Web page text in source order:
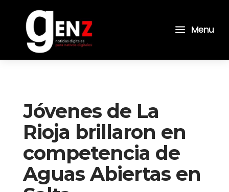
a Menu
Jóvenes de La
Rioja brillaron en
competencia de
Aguas Abiertas en